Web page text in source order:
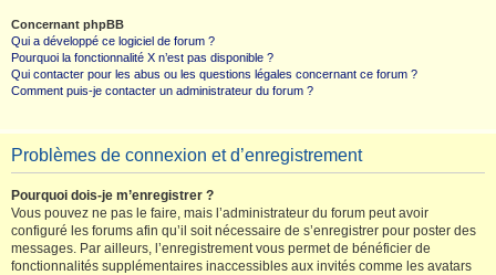
Concernant phpBB
Qui a développé ce logiciel de forum ?
Pourquoi la fonctionnalité X n’est pas disponible ?
Qui contacter pour les abus ou les questions légales concernant ce forum ?
Comment puis-je contacter un administrateur du forum ?
Problèmes de connexion et d’enregistrement
Pourquoi dois-je m’enregistrer ?
Vous pouvez ne pas le faire, mais l’administrateur du forum peut avoir
configuré les forums afin qu’il soit nécessaire de s’enregistrer pour poster des
messages. Par ailleurs, l’enregistrement vous permet de bénéficier de
fonctionnalités supplémentaires inaccessibles aux invités comme les avatars